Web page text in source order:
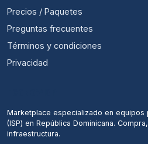
Precios / Paquetes
Preguntas frecuentes
Términos y condiciones
Privacidad
Marketplace especializado en
(ISP) en República Dominicana.
infraestructura.